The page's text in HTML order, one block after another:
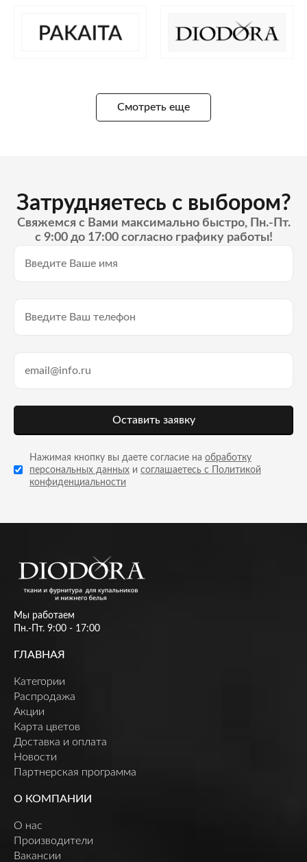
Смотреть еще
Затрудняетесь с выбором?
Свяжемся с Вами максимально быстро, Пн.-Пт.
с 9:00 до 17:00 согласно графику работы!
Оставить заявку
Нажимая кнопку вы даете согласие на обработку
персональных данных и соглашаетесь с Политикой
конфиденциальности
Мы работаем
Пн.-Пт. 9:00 - 17:00
ГЛАВНАЯ
Категории
Распродажа
Акции
Карта цветов
Доставка и оплата
Новости
Партнерская программа
О КОМПАНИИ
О нас
Производители
Вакансии